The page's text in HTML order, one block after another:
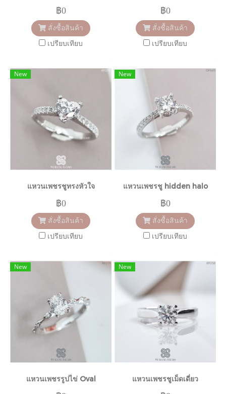
฿0
สั่งซื้อสินค้า
เปรียบเทียบ
฿0
สั่งซื้อสินค้า
เปรียบเทียบ
New
แหวนเพชรชูทรงหัวใจ
฿0
สั่งซื้อสินค้า
เปรียบเทียบ
New
แหวนเพชรชู hidden halo
฿0
สั่งซื้อสินค้า
เปรียบเทียบ
New
แหวนเพชรรูปไข่ Oval
New
แหวนเพชรชูเม็ดเดี่ยว